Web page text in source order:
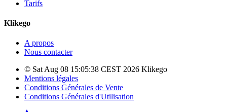
Tarifs
Klikego
A propos
Nous contacter
© Sat Aug 08 15:05:38 CEST 2026 Klikego
Mentions légales
Conditions Générales de Vente
Conditions Générales d'Utilisation